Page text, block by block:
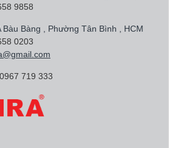
9858
Bàu Bàng , Phường Tân Bình , HCM
0203
0967 719 333